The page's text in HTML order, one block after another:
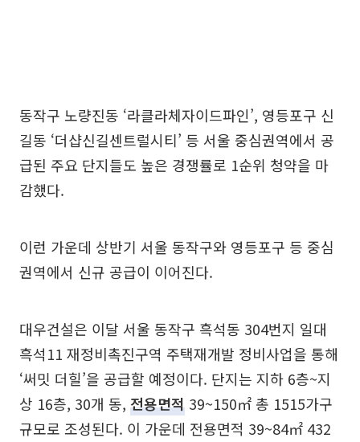
동작구 노량진동 ‘라클라체자이드파인’, 영등포구 신
길동 ‘더샵신길센트럴시티’ 등 서울 중심권역에서 공
급된 주요 단지들도 높은 경쟁률로 1순위 청약을 마
감했다.
이런 가운데 상반기 서울 동작구와 영등포구 등 중심
권역에서 신규 공급이 이어진다.
대우건설은 이달 서울 동작구 흑석동 304번지 일대
흑석11 재정비촉진구역 주택재개발 정비사업을 통해
‘써밋 더힐’을 공급할 예정이다. 단지는 지하 6층~지
상 16층, 30개 동, 전용면적 39~150㎡ 총 1515가구
규모로 조성된다. 이 가운데 전용면적 39~84㎡ 432